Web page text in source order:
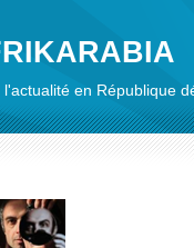
l'actualité en République